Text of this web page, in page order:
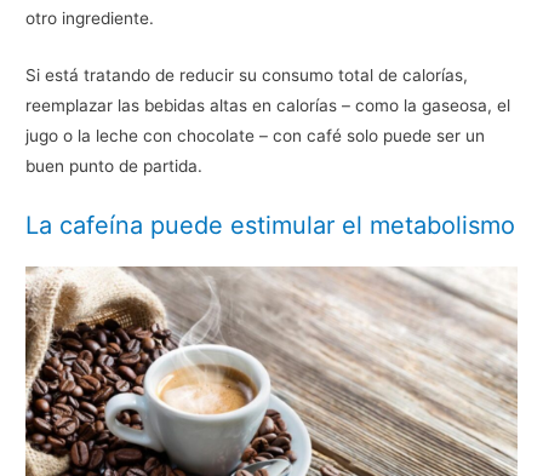
otro ingrediente.
Si está tratando de reducir su consumo total de calorías,
reemplazar las bebidas altas en calorías – como la gaseosa, el
jugo o la leche con chocolate – con café solo puede ser un
buen punto de partida.
La cafeína puede estimular el metabolismo